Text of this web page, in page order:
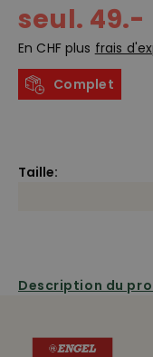
seul. 49.-
En CHF plus frais
Complet
Taille:
Description du